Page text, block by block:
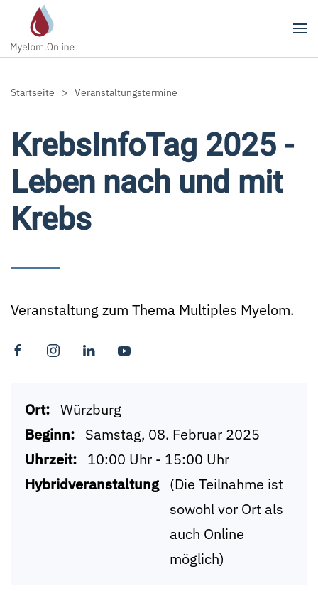
Zum Hauptinhalt springen
Startseite Veranstaltungstermine
KrebsInfoTag 2025 -
Leben nach und mit
Krebs
Veranstaltung zum Thema Multiples Myelom.
Ort: Würzburg
Beginn: Samstag, 08. Februar 2025
Uhrzeit: 10:00 Uhr - 15:00 Uhr
Hybridveranstaltung (Die Teilnahme ist
sowohl vor Ort als
auch Online
möglich)